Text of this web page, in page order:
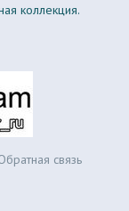
коллекция.
связь